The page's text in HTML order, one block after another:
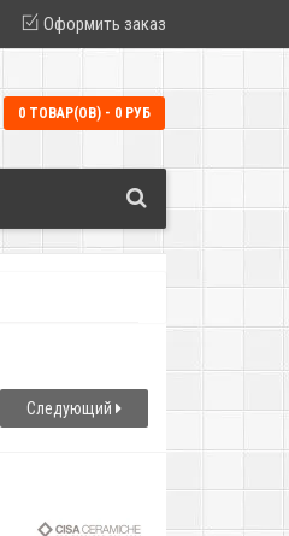
Оформить заказ
0 ТОВАР(ОВ) - 0 РУБ
Следующий